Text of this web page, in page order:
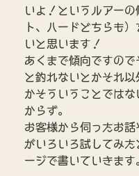
いよ！というルアーの
ト、ハードどちらも
いと思います！
あくまで傾向ですので
と釣れないとかそれ以
かそういうことではな
からず。
お客様から伺ったお話
がいろいろ試してみた
ージで書いていきます